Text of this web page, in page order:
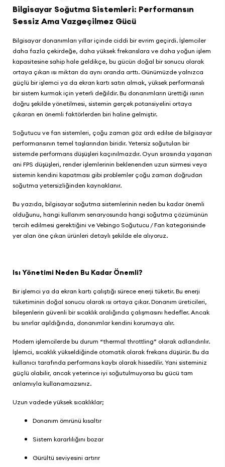
Bilgisayar Soğutma Sistemleri: Performansın
Sessiz Ama Vazgeçilmez Gücü
Bilgisayar donanımları yıllar içinde ciddi bir evrim geçirdi. İşlemciler
daha fazla çekirdeğe, daha yüksek frekanslara ve daha yoğun işlem
kapasitesine sahip hale geldikçe, bu gücün doğal bir sonucu olarak
ortaya çıkan ısı miktarı da aynı oranda arttı. Günümüzde yalnızca
güçlü bir işlemci ya da ekran kartı satın almak, yüksek performanslı
bir sistem kurmak için yeterli değildir. Bu donanımların ürettiği ısının
doğru şekilde yönetilmesi, sistemin gerçek potansiyelini ortaya
çıkaran en önemli faktörlerden biri haline gelmiştir.
Soğutucu ve fan sistemleri, çoğu zaman göz ardı edilse de bilgisayar
performansının temel taşlarından biridir. Yetersiz soğutulan bir
sistemde performans düşüşleri kaçınılmazdır. Oyun sırasında yaşanan
ani FPS düşüşleri, render işlemlerinin beklenenden uzun sürmesi veya
sistemin kendini kapatması gibi problemler çoğu zaman doğrudan
soğutma yetersizliğinden kaynaklanır.
Bu yazıda, bilgisayar soğutma sistemlerinin neden bu kadar önemli
olduğunu, hangi kullanım senaryosunda hangi soğutma çözümünün
tercih edilmesi gerektiğini ve Vebingo Soğutucu / Fan kategorisinde
yer alan öne çıkan ürünleri detaylı şekilde ele alıyoruz.
Isı Yönetimi Neden Bu Kadar Önemli?
Bir işlemci ya da ekran kartı çalıştığı sürece enerji tüketir. Bu enerji
tüketiminin doğal sonucu olarak ısı ortaya çıkar. Donanım üreticileri,
bileşenlerin güvenli bir sıcaklık aralığında çalışmasını hedefler. Ancak
bu sınırlar aşıldığında, donanımlar kendini korumaya alır.
Modern işlemcilerde bu durum “thermal throttling” olarak adlandırılır.
İşlemci, sıcaklık yükseldiğinde otomatik olarak frekans düşürür. Bu da
kullanıcı tarafında performans kaybı olarak hissedilir. Yani sisteminiz
güçlü olabilir, ancak yeterince iyi soğutulmuyorsa bu gücü tam
anlamıyla kullanamazsınız.
Uzun vadede yüksek sıcaklıklar;
Donanım ömrünü kısaltır
Sistem kararlılığını bozar
Gürültü seviyesini artırır